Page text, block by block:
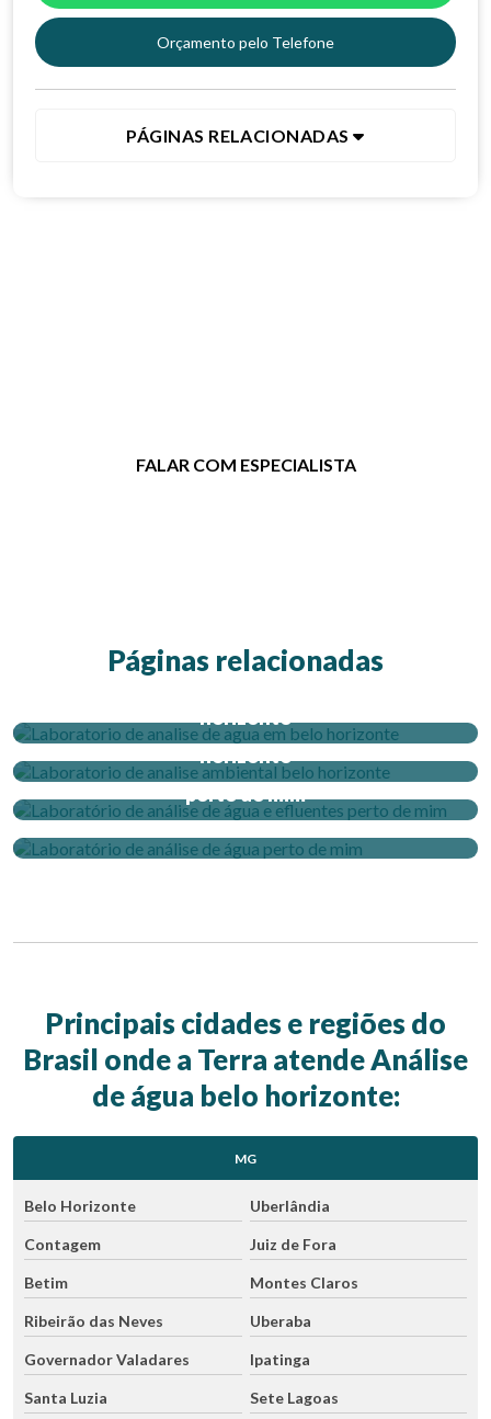
Orçamento pelo Telefone
PÁGINAS RELACIONADAS
FALAR COM ESPECIALISTA
Páginas relacionadas
horizonte
Laboratorio de analise ambiental belo
horizonte
Laboratório de análise de água e efluentes
perto de mim
Laboratório de análise de água perto de mim
Principais cidades e regiões do
Brasil onde a Terra atende Análise
de água belo horizonte:
MG
Belo Horizonte Uberlândia
Contagem Juiz de Fora
Betim Montes Claros
Ribeirão das Neves Uberaba
Governador Valadares Ipatinga
Santa Luzia Sete Lagoas